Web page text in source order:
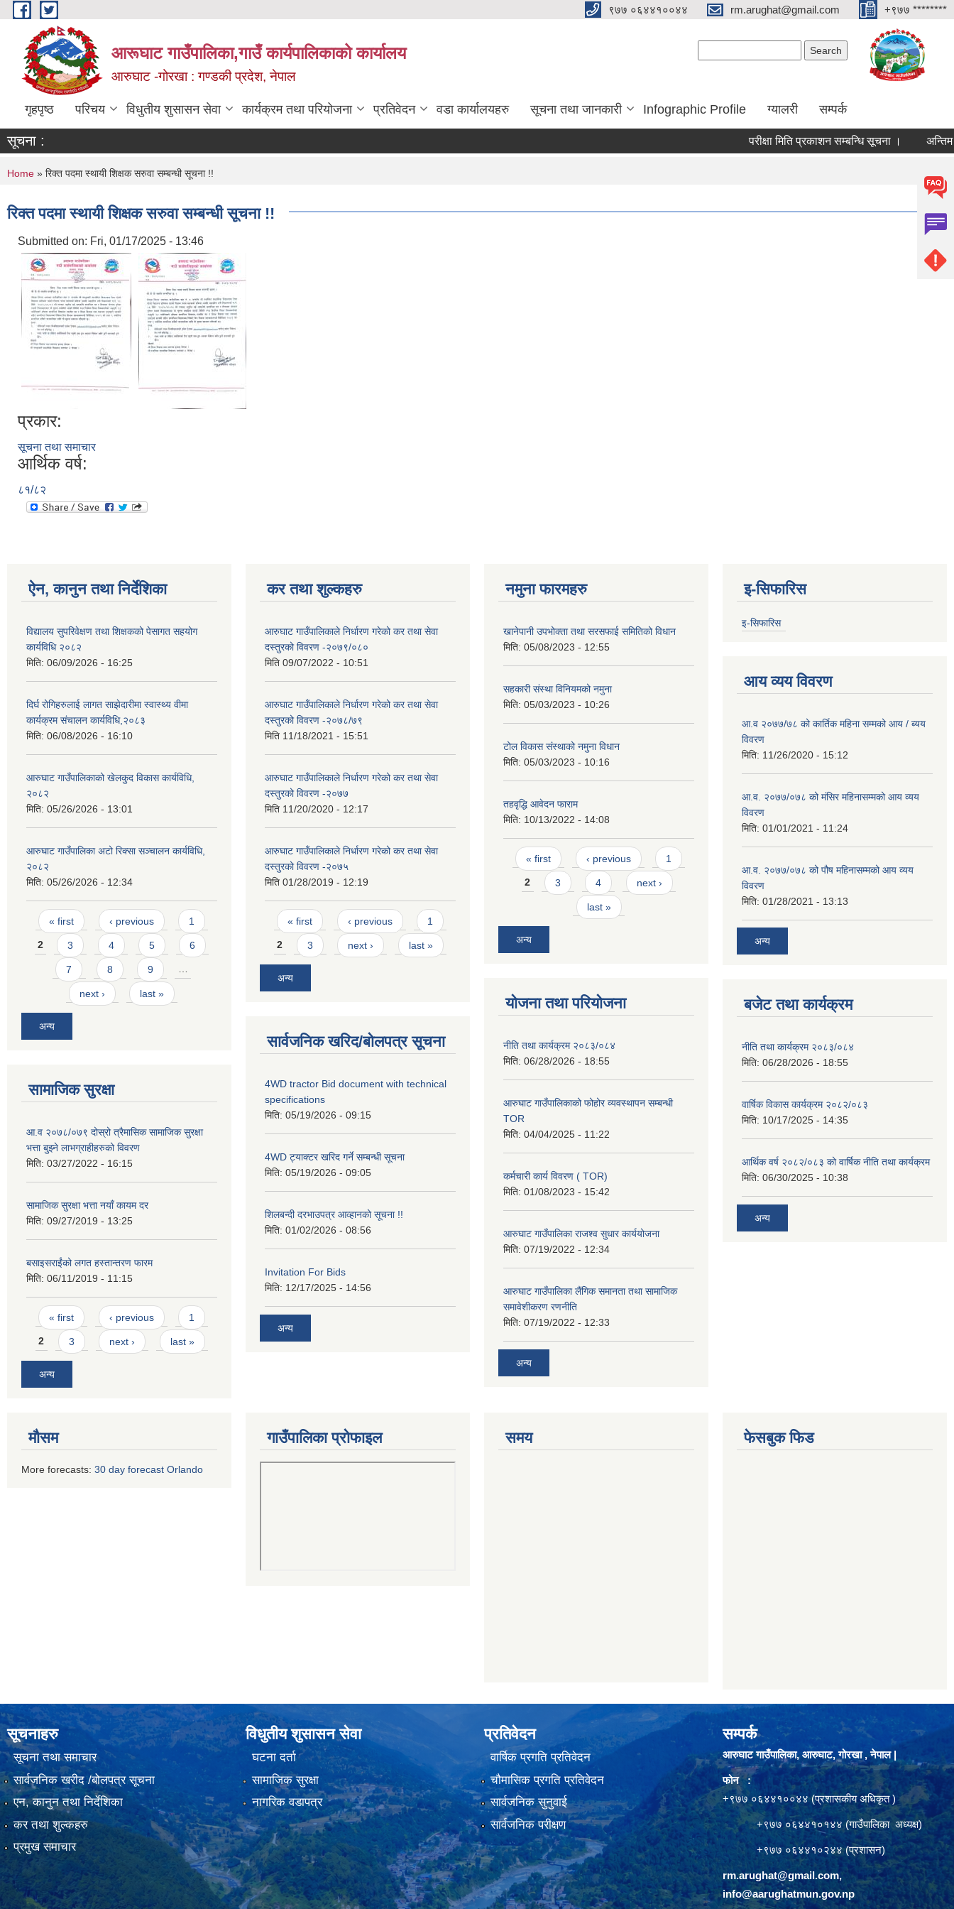
Skip to main content ९७७ ०६४४१००४४ rm.arughat@gmail.com +९७७ ********
आरूघाट गाउँपालिका,गाउँ कार्यपालिकाको कार्यालय
आरुघाट -गोरखा : गण्डकी प्रदेश, नेपाल
गृहपृष्ठ परिचय विधुतीय शुसासन सेवा कार्यक्रम तथा परियोजना प्रतिवेदन वडा कार्यालयहरु सूचना तथा जानकारी Infographic Profile ग्यालरी सम्पर्क
सूचना : परीक्षा मिति प्रकाशन सम्बन्धि सूचना । अन्तिम
You are here
Home » रिक्त पदमा स्थायी शिक्षक सरुवा सम्बन्धी सूचना !!
रिक्त पदमा स्थायी शिक्षक सरुवा सम्बन्धी सूचना !!
Submitted on: Fri, 01/17/2025 - 13:46
प्रकार:
सूचना तथा समाचार
आर्थिक वर्ष:
८१/८२
ऐन, कानुन तथा निर्देशिका
विद्यालय सुपरिवेक्षण तथा शिक्षकको पेसागत सहयोग
कार्यविधि २०८२
मिति: 06/09/2026 - 16:25
दिर्घ रोगिहरुलाई लागत साझेदारीमा स्वास्थ्य वीमा
कार्यक्रम संचालन कार्यविधि,२०८३
मिति: 06/08/2026 - 16:10
आरुघाट गाउँपालिकाको खेलकुद विकास कार्यविधि,
२०८२
मिति: 05/26/2026 - 13:01
आरुघाट गाउँपालिका अटो रिक्सा सञ्चालन कार्यविधि,
२०८२
मिति: 05/26/2026 - 12:34
Pages
« first ‹ previous 1
2 3 4 5 6
7 8 9 …
next › last »
अन्य
सामाजिक सुरक्षा
आ.व २०७८/०७९ दोस्रो त्रैमासिक सामाजिक सुरक्षा
भत्ता बुझ्ने लाभग्राहीहरुको विवरण
मिति: 03/27/2022 - 16:15
सामाजिक सुरक्षा भत्ता नयाँ कायम दर
मिति: 09/27/2019 - 13:25
बसाइसराईंको लगत हस्तान्तरण फारम
मिति: 06/11/2019 - 11:15
Pages
« first ‹ previous 1
2 3 next › last »
अन्य
कर तथा शुल्कहरु
आरुघाट गाउँपालिकाले निर्धारण गरेको कर तथा सेवा
दस्तुरको विवरण -२०७९/०८०
मिति 09/07/2022 - 10:51
आरुघाट गाउँपालिकाले निर्धारण गरेको कर तथा सेवा
दस्तुरको विवरण -२०७८/७९
मिति 11/18/2021 - 15:51
आरुघाट गाउँपालिकाले निर्धारण गरेको कर तथा सेवा
दस्तुरको विवरण -२०७७
मिति 11/20/2020 - 12:17
आरुघाट गाउँपालिकाले निर्धारण गरेको कर तथा सेवा
दस्तुरको विवरण -२०७५
मिति 01/28/2019 - 12:19
Pages
« first ‹ previous 1
2 3 next › last »
अन्य
सार्वजनिक खरिद/बोलपत्र सूचना
4WD tractor Bid document with technical
specifications
मिति: 05/19/2026 - 09:15
4WD ट्याक्टर खरिद गर्ने सम्बन्धी सूचना
मिति: 05/19/2026 - 09:05
शिलबन्दी दरभाउपत्र आव्हानको सूचना !!
मिति: 01/02/2026 - 08:56
Invitation For Bids
मिति: 12/17/2025 - 14:56
अन्य
नमुना फारमहरु
खानेपानी उपभोक्ता तथा सरसफाई समितिको विधान
मिति: 05/08/2023 - 12:55
सहकारी संस्था विनियमको नमुना
मिति: 05/03/2023 - 10:26
टोल विकास संस्थाको नमुना विधान
मिति: 05/03/2023 - 10:16
तहवृद्धि आवेदन फाराम
मिति: 10/13/2022 - 14:08
Pages
« first ‹ previous 1
2 3 4 next ›
last »
अन्य
योजना तथा परियोजना
नीति तथा कार्यक्रम २०८३/०८४
मिति: 06/28/2026 - 18:55
आरुघाट गाउँपालिकाको फोहोर व्यवस्थापन सम्बन्धी
TOR
मिति: 04/04/2025 - 11:22
कर्मचारी कार्य विवरण ( TOR)
मिति: 01/08/2023 - 15:42
आरुघाट गाउँपालिका राजश्व सुधार कार्ययोजना
मिति: 07/19/2022 - 12:34
आरुघाट गाउँपालिका लैंगिक समानता तथा सामाजिक
समावेशीकरण रणनीति
मिति: 07/19/2022 - 12:33
अन्य
इ-सिफारिस
इ-सिफारिस
आय व्यय विवरण
आ.व २०७७/७८ को कार्तिक महिना सम्मको आय / ब्यय
विवरण
मिति: 11/26/2020 - 15:12
आ.व. २०७७/०७८ को मंसिर महिनासम्मको आय व्यय
विवरण
मिति: 01/01/2021 - 11:24
आ.व. २०७७/०७८ को पौष महिनासम्मको आय व्यय
विवरण
मिति: 01/28/2021 - 13:13
अन्य
बजेट तथा कार्यक्रम
नीति तथा कार्यक्रम २०८३/०८४
मिति: 06/28/2026 - 18:55
वार्षिक विकास कार्यक्रम २०८२/०८३
मिति: 10/17/2025 - 14:35
आर्थिक वर्ष २०८२/०८३ को वार्षिक नीति तथा कार्यक्रम
मिति: 06/30/2025 - 10:38
अन्य
मौसम
More forecasts: 30 day forecast Orlando
गाउँपालिका प्रोफाइल समय फेसबुक फिड
सूचनाहरु
सूचना तथा समाचार
सार्वजनिक खरीद /बोलपत्र सूचना
एन, कानुन तथा निर्देशिका
कर तथा शुल्कहरु
प्रमुख समाचार
विधुतीय शुसासन सेवा
घटना दर्ता
सामाजिक सुरक्षा
नागरिक वडापत्र
प्रतिवेदन
वार्षिक प्रगति प्रतिवेदन
चौमासिक प्रगति प्रतिवेदन
सार्वजनिक सुनुवाई
सार्वजनिक परीक्षण
सम्पर्क
आरुघाट गाउँपालिका, आरुघाट, गोरखा , नेपाल |
फोन :
+९७७ ०६४४१००४४ (प्रशासकीय अधिकृत )
+९७७ ०६४४१०१४४ (गाउँपालिका अध्यक्ष)
+९७७ ०६४४१०२४४ (प्रशासन)
rm.arughat@gmail.com,
info@aarughatmun.gov.np